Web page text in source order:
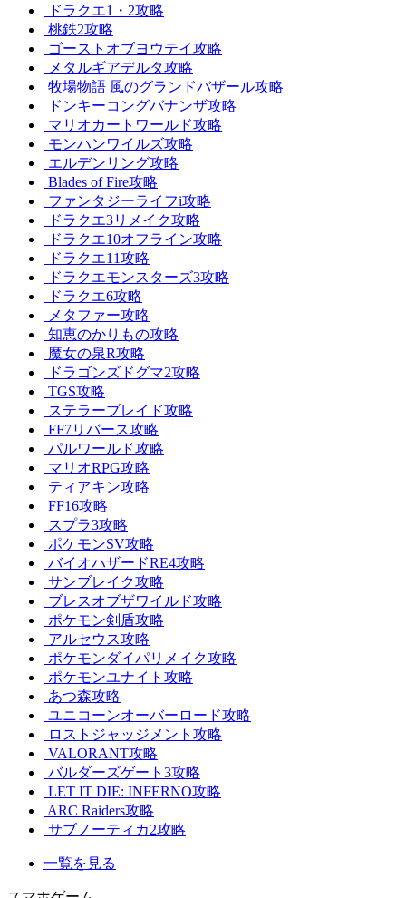
ドラクエ1・2攻略
桃鉄2攻略
ゴーストオブヨウテイ攻略
メタルギアデルタ攻略
牧場物語 風のグランドバザール攻略
ドンキーコングバナンザ攻略
マリオカートワールド攻略
モンハンワイルズ攻略
エルデンリング攻略
Blades of Fire攻略
ファンタジーライフi攻略
ドラクエ3リメイク攻略
ドラクエ10オフライン攻略
ドラクエ11攻略
ドラクエモンスターズ3攻略
ドラクエ6攻略
メタファー攻略
知恵のかりもの攻略
魔女の泉R攻略
ドラゴンズドグマ2攻略
TGS攻略
ステラーブレイド攻略
FF7リバース攻略
パルワールド攻略
マリオRPG攻略
ティアキン攻略
FF16攻略
スプラ3攻略
ポケモンSV攻略
バイオハザードRE4攻略
サンブレイク攻略
ブレスオブザワイルド攻略
ポケモン剣盾攻略
アルセウス攻略
ポケモンダイパリメイク攻略
ポケモンユナイト攻略
あつ森攻略
ユニコーンオーバーロード攻略
ロストジャッジメント攻略
VALORANT攻略
バルダーズゲート3攻略
LET IT DIE: INFERNO攻略
ARC Raiders攻略
サブノーティカ2攻略
一覧を見る